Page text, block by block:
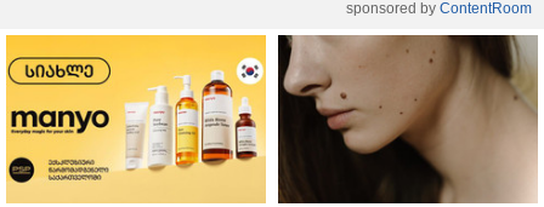
sponsored by ContentRoom